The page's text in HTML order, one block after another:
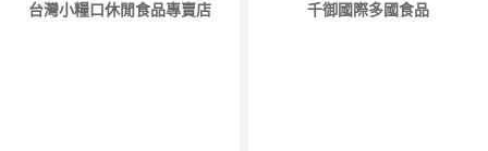
台灣小糧口休閒食品專賣店 千御國際多國食品